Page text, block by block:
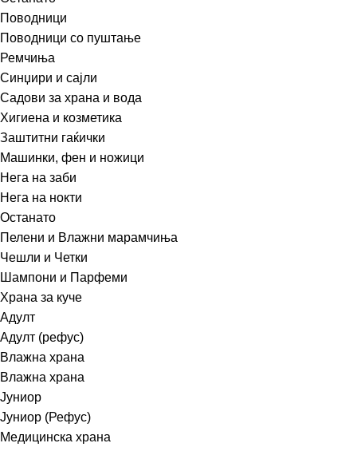
Поводници
Поводници со пуштање
Ремчиња
Синџири и сајли
Садови за храна и вода
Хигиена и козметика
Заштитни гаќички
Машинки, фен и ножици
Нега на заби
Нега на нокти
Останато
Пелени и Влажни марамчиња
Чешли и Четки
Шампони и Парфеми
Храна за куче
Адулт
Адулт (рефус)
Влажна храна
Влажна храна
Јуниор
Јуниор (Рефус)
Медицинска храна